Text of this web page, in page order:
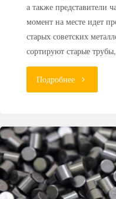
а также представители
момент на месте идет
старых советских
сортируют старые
Подробнее"В
ведутся
работы
по